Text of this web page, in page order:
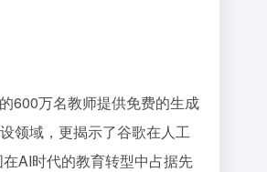
600万名教师提供免费的生成
领域，更揭示了谷歌在人工
AI时代的教育转型中占据先